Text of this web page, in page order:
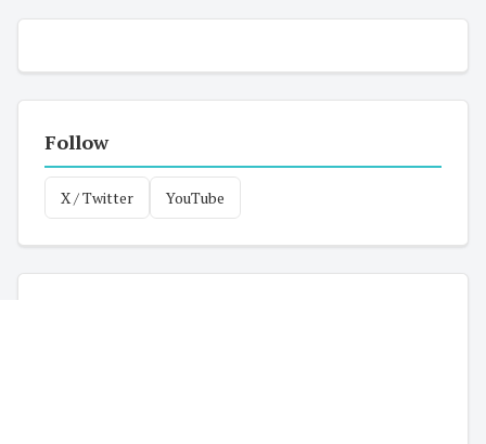
Follow
X / Twitter YouTube